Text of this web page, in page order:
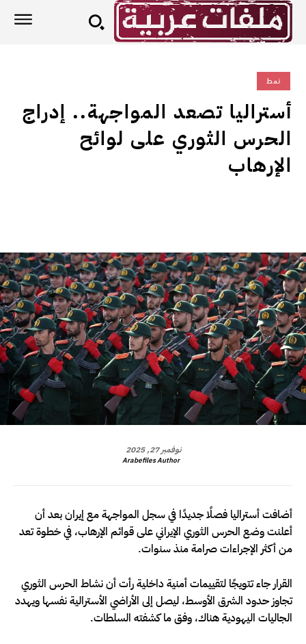
نمط
أستراليا تصعد المواجهة.. إدراج
الحرس الثوري على لوائح
الإرهاب
نوفمبر 27, 2025
Arabefiles Author
أضافت أستراليا فصلًا جديدًا في سجل المواجهة مع إيران بعد أن
أعلنت وضع الحرس الثوري الإيراني على قوائم الإرهاب، في خطوة تعد
من أكثر الإجراءات صرامة منذ سنوات.
القرار جاء تتويجًا لتقييمات أمنية داخلية رأت أن نشاط الحرس الثوري
تجاوز حدود الشرق الأوسط، ليصل إلى الأراضي الأسترالية نفسها ويهدد
الجاليات اليهودية هناك، وفق ما كشفته السلطات.